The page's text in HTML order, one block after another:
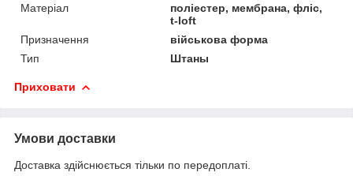
Матеріал
поліестер, мембрана, фліс,
t-loft
Призначення
військова форма
Тип
Штаны
Приховати
Умови доставки
Доставка здійснюється тільки по передоплаті.